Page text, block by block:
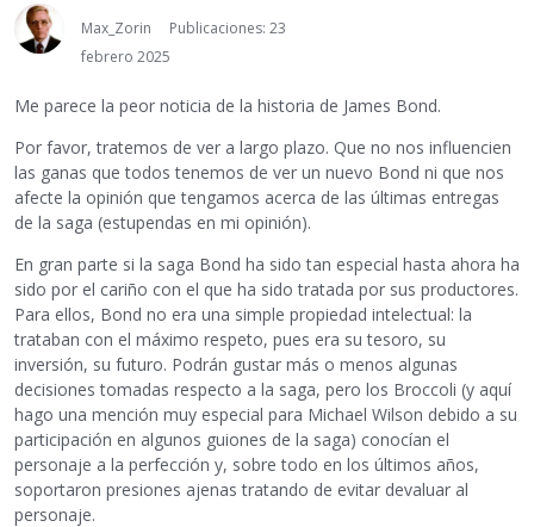
Max_Zorin
Publicaciones: 23
febrero 2025
Me parece la peor noticia de la historia de James Bond.
Por favor, tratemos de ver a largo plazo. Que no nos influencien
las ganas que todos tenemos de ver un nuevo Bond ni que nos
afecte la opinión que tengamos acerca de las últimas entregas
de la saga (estupendas en mi opinión).
En gran parte si la saga Bond ha sido tan especial hasta ahora ha
sido por el cariño con el que ha sido tratada por sus productores.
Para ellos, Bond no era una simple propiedad intelectual: la
trataban con el máximo respeto, pues era su tesoro, su
inversión, su futuro. Podrán gustar más o menos algunas
decisiones tomadas respecto a la saga, pero los Broccoli (y aquí
hago una mención muy especial para Michael Wilson debido a su
participación en algunos guiones de la saga) conocían el
personaje a la perfección y, sobre todo en los últimos años,
soportaron presiones ajenas tratando de evitar devaluar al
personaje.